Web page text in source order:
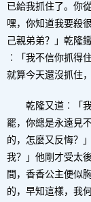
已給我抓住了。你
嘿，你知道我要殺
己親弟弟？」乾隆
︰「我不信你抓得
就算今天還沒抓住
乾隆又道︰「
罷，你總是永遠見
的，怎麼又反悔？
我？」他剛才受太
間，香香公主便似
的，早知這樣，我